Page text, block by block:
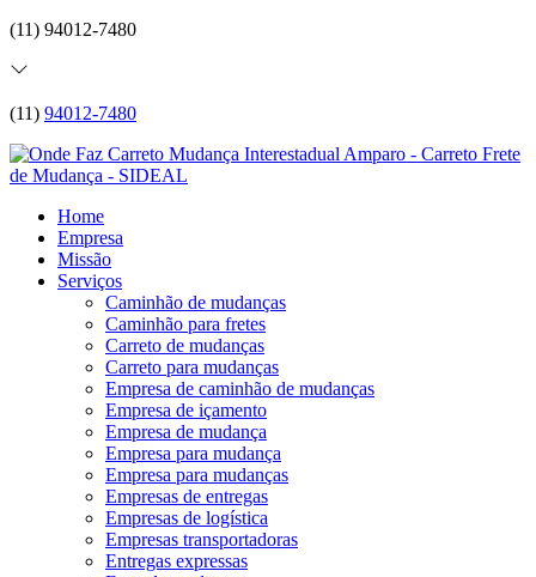
(11) 94012-7480
(11) 94012-7480
Home
Empresa
Missão
Serviços
Caminhão de mudanças
Caminhão para fretes
Carreto de mudanças
Carreto para mudanças
Empresa de caminhão de mudanças
Empresa de içamento
Empresa de mudança
Empresa para mudança
Empresa para mudanças
Empresas de entregas
Empresas de logística
Empresas transportadoras
Entregas expressas